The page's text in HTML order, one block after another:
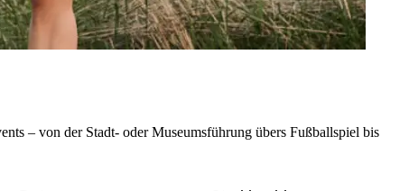
– von der Stadt- oder Museumsführung übers Fußballspiel bis